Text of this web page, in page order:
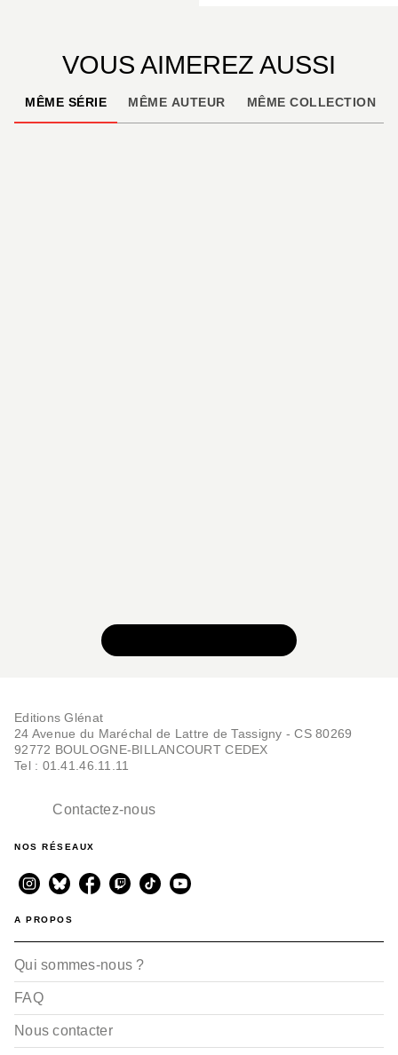
VOUS AIMEREZ AUSSI
MÊME SÉRIE MÊME AUTEUR MÊME COLLECTION
Editions Glénat
24 Avenue du Maréchal de Lattre de Tassigny - CS 80269
92772 BOULOGNE-BILLANCOURT CEDEX
Tel : 01.41.46.11.11
Contactez-nous
NOS RÉSEAUX
A PROPOS
Qui sommes-nous ?
FAQ
Nous contacter